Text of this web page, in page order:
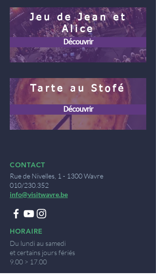
Jeu de Jean et
Alice
Découvrir
Tarte au Stofé
Découvrir
CONTACT
Rue de Nivelles, 1 - 1300 Wavre
010/230.352
info@visitwavre.be
HORAIRE
Du lundi au samedi
et certains jours fériés
9.00 > 17.00